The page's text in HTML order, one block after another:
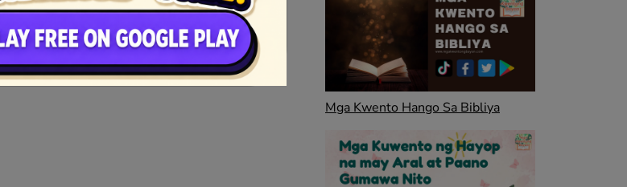
Mga Kwento Hango Sa Bibliya